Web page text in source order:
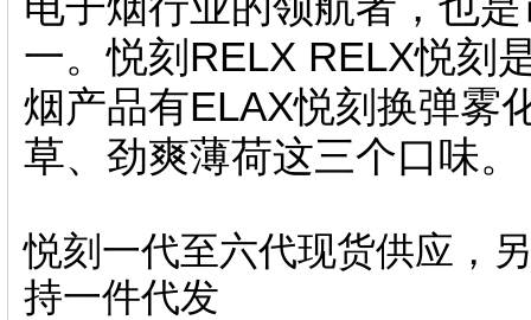
一。悦刻RELX RELX悦刻
烟产品有ELAX悦刻换弹雾
草、劲爽薄荷这三个口味。
悦刻一代至六代现货供应，
持一件代发